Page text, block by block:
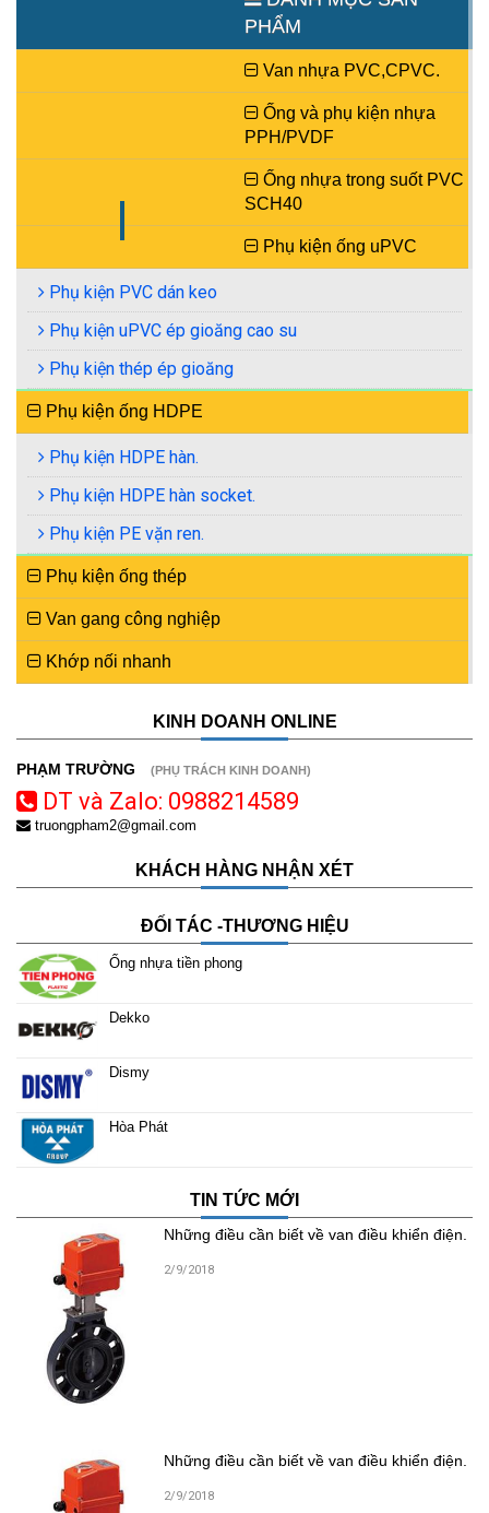
PHẨM
Van nhựa PVC,CPVC.
Ống và phụ kiện nhựa
PPH/PVDF
Ống nhựa trong suốt PVC
SCH40
Phụ kiện ống uPVC
Phụ kiện PVC dán keo
Phụ kiện uPVC ép gioăng cao su
Phụ kiện thép ép gioăng
Phụ kiện ống HDPE
Phụ kiện HDPE hàn.
Phụ kiện HDPE hàn socket.
Phụ kiện PE vặn ren.
Phụ kiện ống thép
Van gang công nghiệp
Khớp nối nhanh
KINH DOANH ONLINE
PHẠM TRƯỜNG (PHỤ TRÁCH KINH DOANH)
DT và Zalo: 0988214589
truongpham2@gmail.com
KHÁCH HÀNG NHẬN XÉT
ĐỐI TÁC -THƯƠNG HIỆU
Ống nhựa tiền phong
Dekko
Dismy
Hòa Phát
TIN TỨC MỚI
Những điều cần biết về van điều khiển điện.
2/9/2018
Những điều cần biết về van điều khiển điện.
2/9/2018